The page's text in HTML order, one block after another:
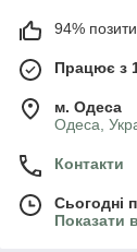
94%
Працює з
м. Одеса
Одеса,
Контакти
Сьогодні
Показати